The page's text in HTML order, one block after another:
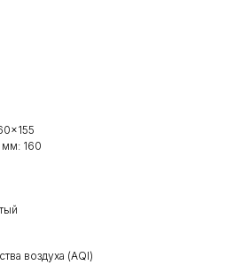
мм: 160
воздуха (AQI)